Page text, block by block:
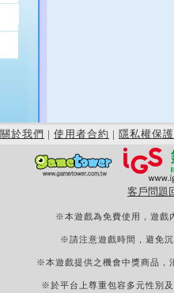
關於我們 | 使用者合約 | 隱私權保護
客戶問題
※本遊戲為免費使用，遊戲
※請注意遊戲時間，避免
※本遊戲提供之機會中獎商品，
※於平台上尊重包容多元性別